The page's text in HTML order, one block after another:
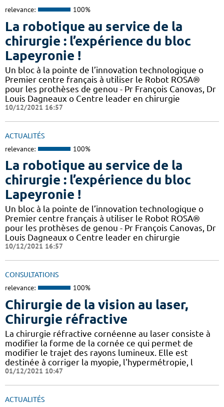
relevance: 100%
La robotique au service de la
chirurgie : l’expérience du bloc
Lapeyronie !
Un bloc à la pointe de l’innovation technologique o
Premier centre français à utiliser le Robot ROSA®
pour les prothèses de genou - Pr François Canovas, Dr
Louis Dagneaux o Centre leader en chirurgie
10/12/2021 16:57
ACTUALITÉS
relevance: 100%
La robotique au service de la
chirurgie : l’expérience du bloc
Lapeyronie !
Un bloc à la pointe de l’innovation technologique o
Premier centre français à utiliser le Robot ROSA®
pour les prothèses de genou - Pr François Canovas, Dr
Louis Dagneaux o Centre leader en chirurgie
10/12/2021 16:57
CONSULTATIONS
relevance: 100%
Chirurgie de la vision au laser,
Chirurgie réfractive
La chirurgie réfractive cornéenne au laser consiste à
modifier la forme de la cornée ce qui permet de
modifier le trajet des rayons lumineux. Elle est
destinée à corriger la myopie, l'hypermétropie, l
01/12/2021 10:47
ACTUALITÉS